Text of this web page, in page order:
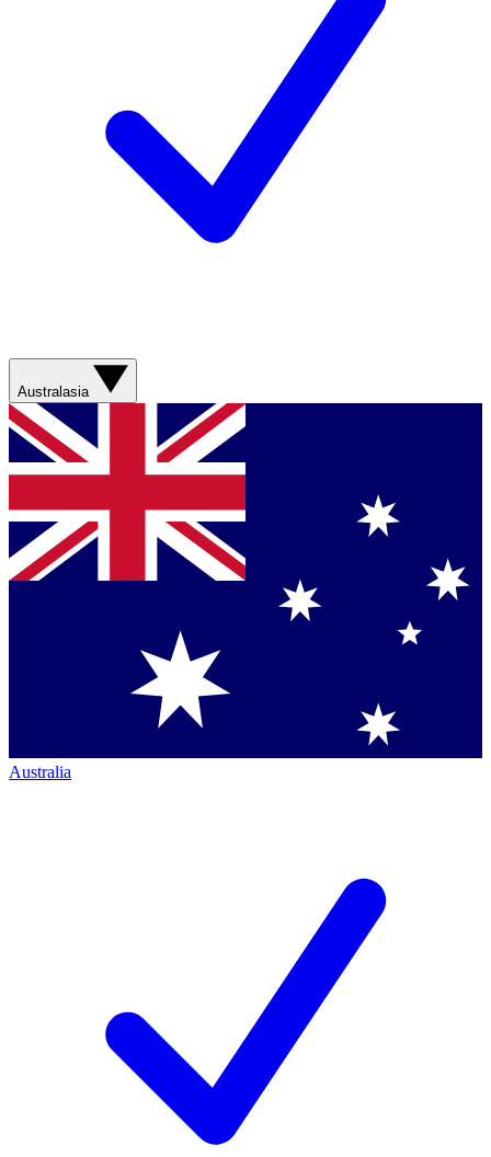
Australasia
Australia